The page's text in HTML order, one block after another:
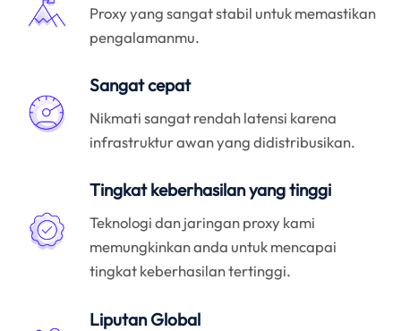
Proxy yang sangat stabil untuk memastikan
pengalamanmu.
Sangat cepat
Nikmati sangat rendah latensi karena
infrastruktur awan yang didistribusikan.
Tingkat keberhasilan yang tinggi
Teknologi dan jaringan proxy kami
memungkinkan anda untuk mencapai
tingkat keberhasilan tertinggi.
Liputan Global